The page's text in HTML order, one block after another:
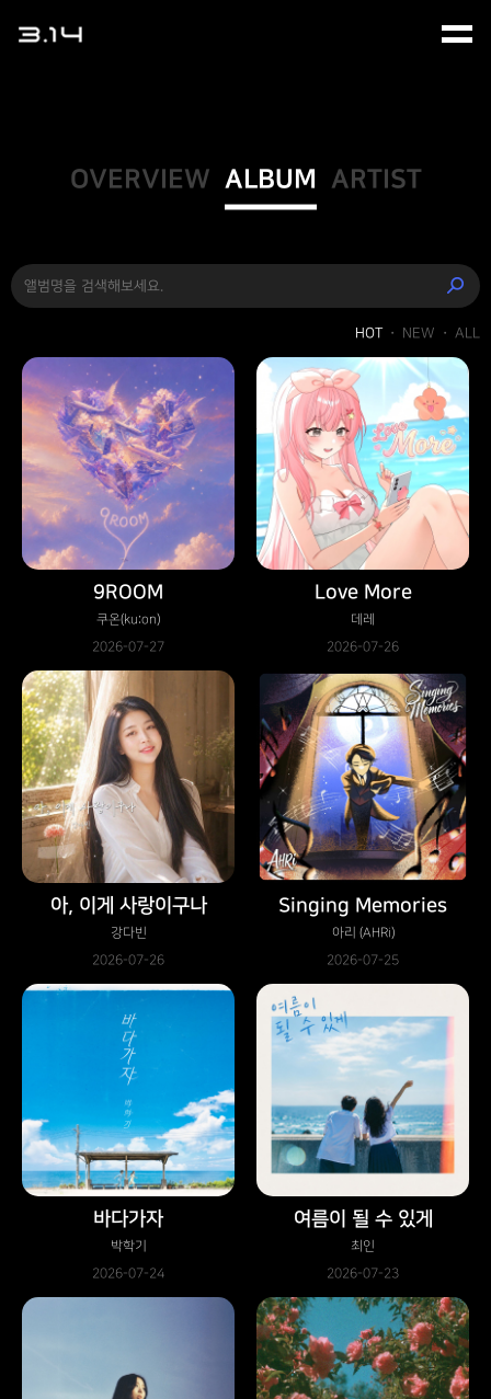
OVERVIEW ALBUM ARTIST
HOT・ NEW ・ ALL
9ROOM
쿠온(ku:on)
2026-07-27
Love More
데레
2026-07-26
아, 이게 사랑이구나
강다빈
2026-07-26
Singing Memories
아리 (AHRi)
2026-07-25
바다가자
박학기
2026-07-24
여름이 될 수 있게
최인
2026-07-23